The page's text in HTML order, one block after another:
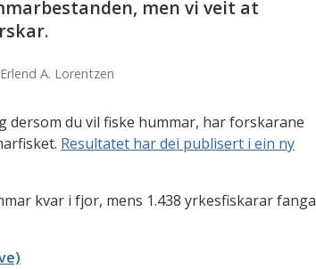
men vi veit at
A. Lorentzen
dersom du vil fiske hummar, har forskarane
Resultatet har dei publisert i ein ny
kvar i fjor, mens 1.438 yrkesfiskarar fanga